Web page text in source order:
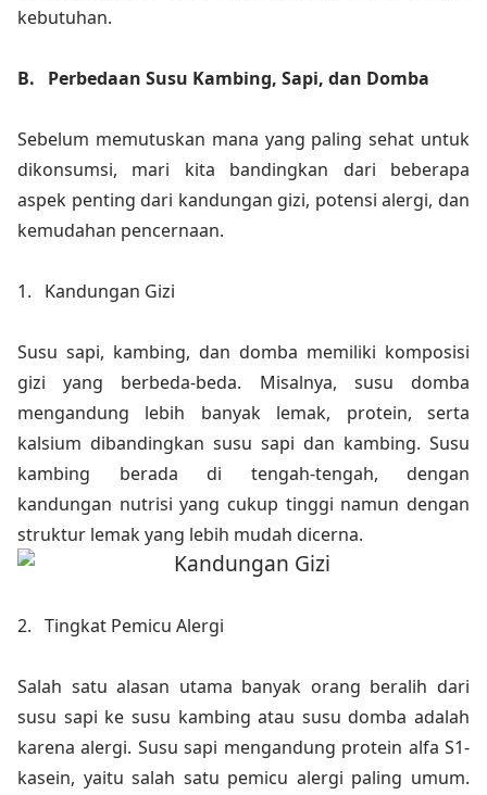
kebutuhan.
B. Perbedaan Susu Kambing, Sapi, dan Domba
Sebelum memutuskan mana yang paling sehat untuk
dikonsumsi, mari kita bandingkan dari beberapa
aspek penting dari kandungan gizi, potensi alergi, dan
kemudahan pencernaan.
1. Kandungan Gizi
Susu sapi, kambing, dan domba memiliki komposisi
gizi yang berbeda-beda. Misalnya, susu domba
mengandung lebih banyak lemak, protein, serta
kalsium dibandingkan susu sapi dan kambing. Susu
kambing berada di tengah-tengah, dengan
kandungan nutrisi yang cukup tinggi namun dengan
struktur lemak yang lebih mudah dicerna.
2. Tingkat Pemicu Alergi
Salah satu alasan utama banyak orang beralih dari
susu sapi ke susu kambing atau susu domba adalah
karena alergi. Susu sapi mengandung protein alfa S1-
kasein, yaitu salah satu pemicu alergi paling umum.